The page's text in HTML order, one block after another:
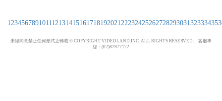
1 23456789101112131415161718192021 2223242526272829303132333435
未經同意禁止任何形式之轉載 © COPYRIGHT VIDEOLAND INC. ALL RIGHTS RESERVED. 客服專
線：(02)87977122